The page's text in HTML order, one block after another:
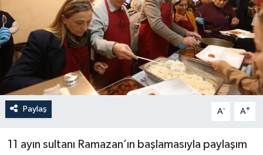
Paylaş A- A+
11 ayın sultanı Ramazan’ın başlamasıyla paylaşım